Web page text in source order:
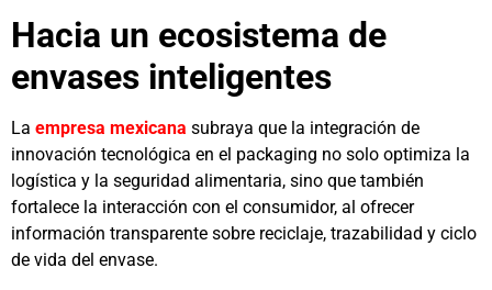
Hacia un ecosistema de
envases inteligentes
La empresa mexicana subraya que la integración de
innovación tecnológica en el packaging no solo optimiza la
logística y la seguridad alimentaria, sino que también
fortalece la interacción con el consumidor, al ofrecer
información transparente sobre reciclaje, trazabilidad y ciclo
de vida del envase.